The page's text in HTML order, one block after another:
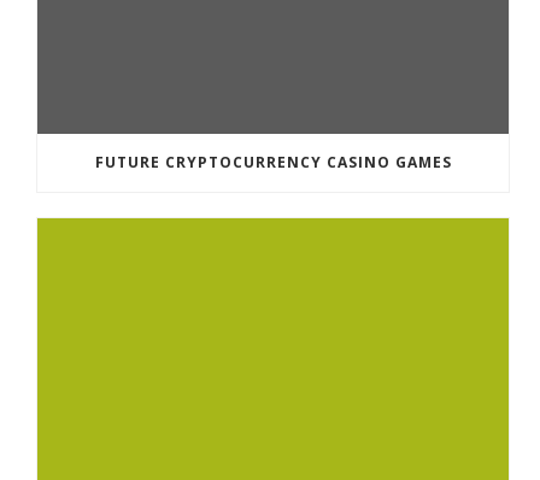
FUTURE CRYPTOCURRENCY CASINO GAMES